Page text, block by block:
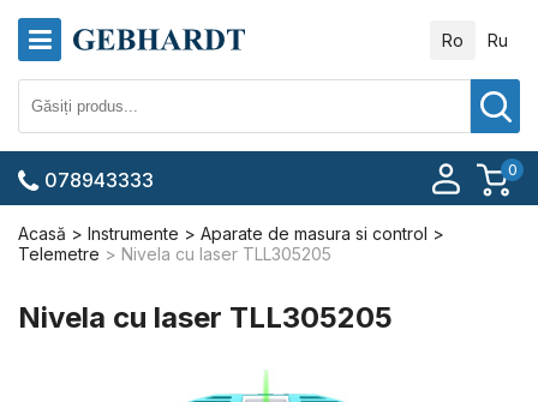
Ro Ru
0
078943333
Acasă Instrumente
Aparate de masura si control
Telemetre
Nivela cu laser TLL305205
Nivela cu laser TLL305205